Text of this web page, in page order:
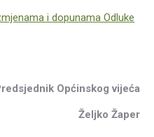
i dopunama Odluke
Općinskog vijeća
Željko Žaper